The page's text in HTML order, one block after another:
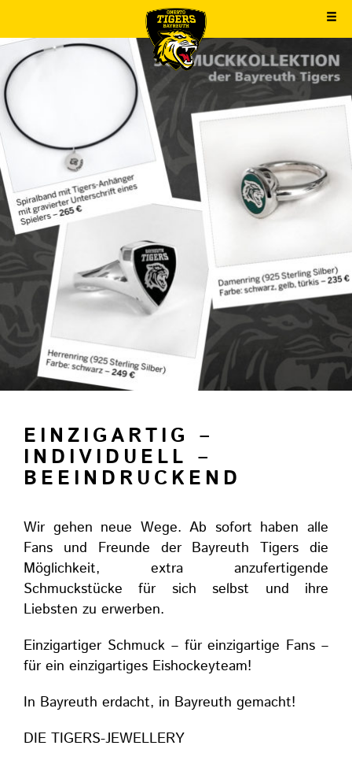
EINZIGARTIG –
INDIVIDUELL –
BEEINDRUCKEND
Wir gehen neue Wege. Ab sofort haben alle
Fans und Freunde der Bayreuth Tigers die
Möglichkeit, extra anzufertigende
Schmuckstücke für sich selbst und ihre
Liebsten zu erwerben.
Einzigartiger Schmuck – für einzigartige Fans –
für ein einzigartiges Eishockeyteam!
In Bayreuth erdacht, in Bayreuth gemacht!
DIE TIGERS-JEWELLERY